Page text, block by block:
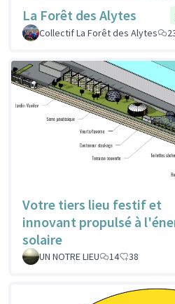
La Forêt des Alytes
Collectif La Forêt des Alytes
Votre tiers lieu festif et
innovant propulsé à
solaire
UN NOTRE LIEU 14 38